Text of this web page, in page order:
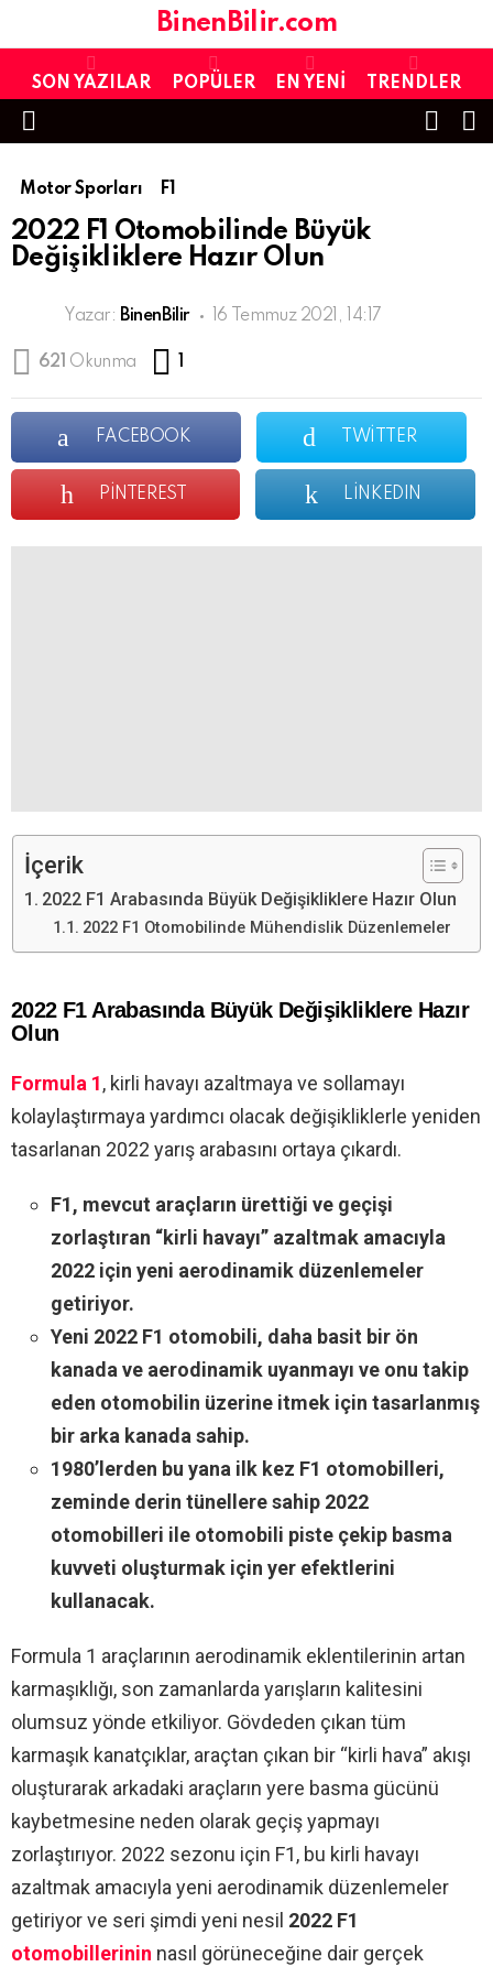
BinenBilir.com
SON YAZILAR POPÜLER EN YENI TRENDLER
Menu
Motor Sporları F1
2022 F1 Otomobilinde Büyük
Değişikliklere Hazır Olun
Yazar: BinenBilir 16 Temmuz 2021, 14:17
621 Okunma
FACEBOOK TWITTER
PINTEREST LINKEDIN
İçerik
2022 F1 Arabasında Büyük Değişikliklere Hazır Olun
2022 F1 Otomobilinde Mühendislik Düzenlemeler
2022 F1 Arabasında Büyük Değişikliklere Hazır
Olun
Formula 1, kirli havayı azaltmaya ve sollamayı
kolaylaştırmaya yardımcı olacak değişikliklerle yeniden
tasarlanan 2022 yarış arabasını ortaya çıkardı.
F1, mevcut araçların ürettiği ve geçişi
zorlaştıran “kirli havayı” azaltmak amacıyla
2022 için yeni aerodinamik düzenlemeler
getiriyor.
Yeni 2022 F1 otomobili, daha basit bir ön
kanada ve aerodinamik uyanmayı ve onu takip
eden otomobilin üzerine itmek için tasarlanmış
bir arka kanada sahip.
1980’lerden bu yana ilk kez F1 otomobilleri,
zeminde derin tünellere sahip 2022
otomobilleri ile otomobili piste çekip basma
kuvveti oluşturmak için yer efektlerini
kullanacak.
Formula 1 araçlarının aerodinamik eklentilerinin artan
karmaşıklığı, son zamanlarda yarışların kalitesini
olumsuz yönde etkiliyor. Gövdeden çıkan tüm
karmaşık kanatçıklar, araçtan çıkan bir “kirli hava” akışı
oluşturarak arkadaki araçların yere basma gücünü
kaybetmesine neden olarak geçiş yapmayı
zorlaştırıyor. 2022 sezonu için F1, bu kirli havayı
azaltmak amacıyla yeni aerodinamik düzenlemeler
getiriyor ve seri şimdi yeni nesil 2022 F1
otomobillerinin nasıl görüneceğine dair gerçek